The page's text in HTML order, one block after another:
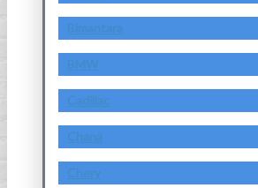
Bimantara
BMW
Cadillac
Chana
Chery